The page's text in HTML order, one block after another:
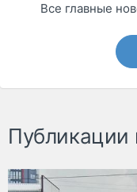
Все главные
Публикации